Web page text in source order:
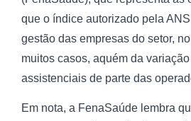
que o índice autorizado pela
gestão das empresas do setor,
muitos casos, aquém da
assistenciais de parte das
Em nota, a FenaSaúde lembra